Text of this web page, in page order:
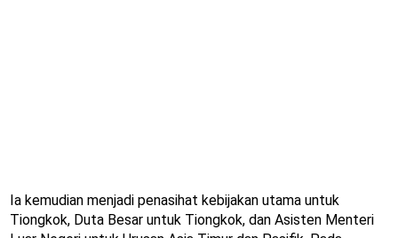
Ia kemudian menjadi penasihat kebijakan utama untuk
Tiongkok, Duta Besar untuk Tiongkok, dan Asisten Menteri